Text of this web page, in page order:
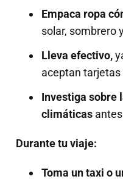
Empaca ropa
solar, sombrero
Lleva efectivo,
aceptan tarjetas
Investiga sobre
climáticas
Durante tu viaje:
Toma un taxi o